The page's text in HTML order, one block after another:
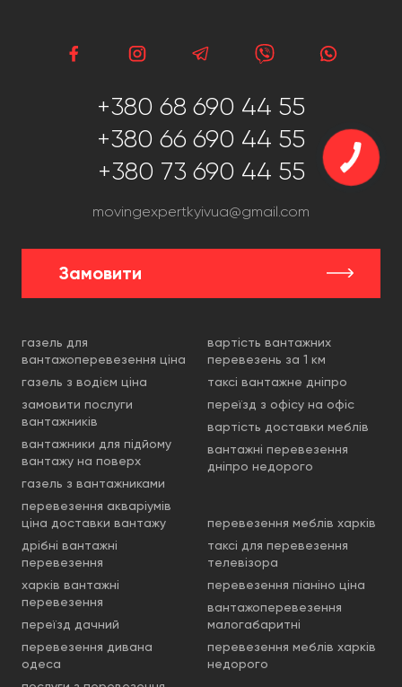
+380 68 690 44 55
+380 66 690 44 55
+380 73 690 44 55
movingexpertkyivua@gmail.com
Замовити
газель для
вантажоперевезення ціна
газель з водієм ціна
замовити послуги
вантажників
вантажники для підйому
вантажу на поверх
газель з вантажниками
перевезення акваріумів
вартість вантажних
перевезень за 1 км
таксі вантажне дніпро
переїзд з офісу на офіс
вартість доставки меблів
вантажні перевезення
дніпро недорого
ціна доставки вантажу
дрібні вантажні
перевезення
харків вантажні
перевезення
переїзд дачний
перевезення дивана
одеса
перевезення меблів харків
таксі для перевезення
телевізора
перевезення піаніно ціна
вантажоперевезення
малогабаритні
перевезення меблів харків
недорого